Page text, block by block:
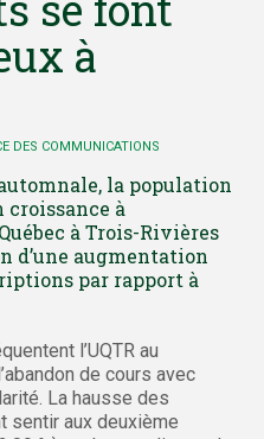
à
DES COMMUNICATIONS
la population
croissance à
à Trois-Rivières
d’une augmentation
par rapport à
l’UQTR au
de cours avec
La hausse des
sentir aux deuxième